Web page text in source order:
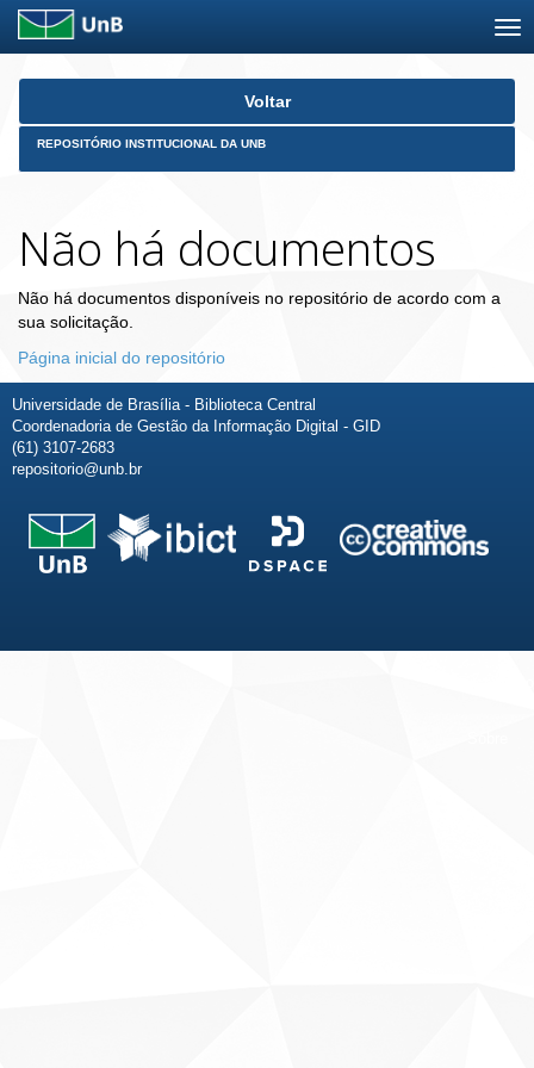
Skip
Voltar
REPOSITÓRIO INSTITUCIONAL DA UNB
Não há documentos
Não há documentos disponíveis no repositório de acordo com a
sua solicitação.
Página inicial do repositório
Universidade de Brasília - Biblioteca Central
Coordenadoria de Gestão da Informação Digital - GID
(61) 3107-2683
repositorio@unb.br